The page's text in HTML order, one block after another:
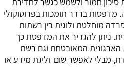
מדפסות ברדר תומכות בפרוטוקולי
מוחלטת ולוגית בין רשתות
ניתן להגדיר את המדפסת כך
המאובטחת וגם רשת
מבלי לאפשר שום זליגת מידע או